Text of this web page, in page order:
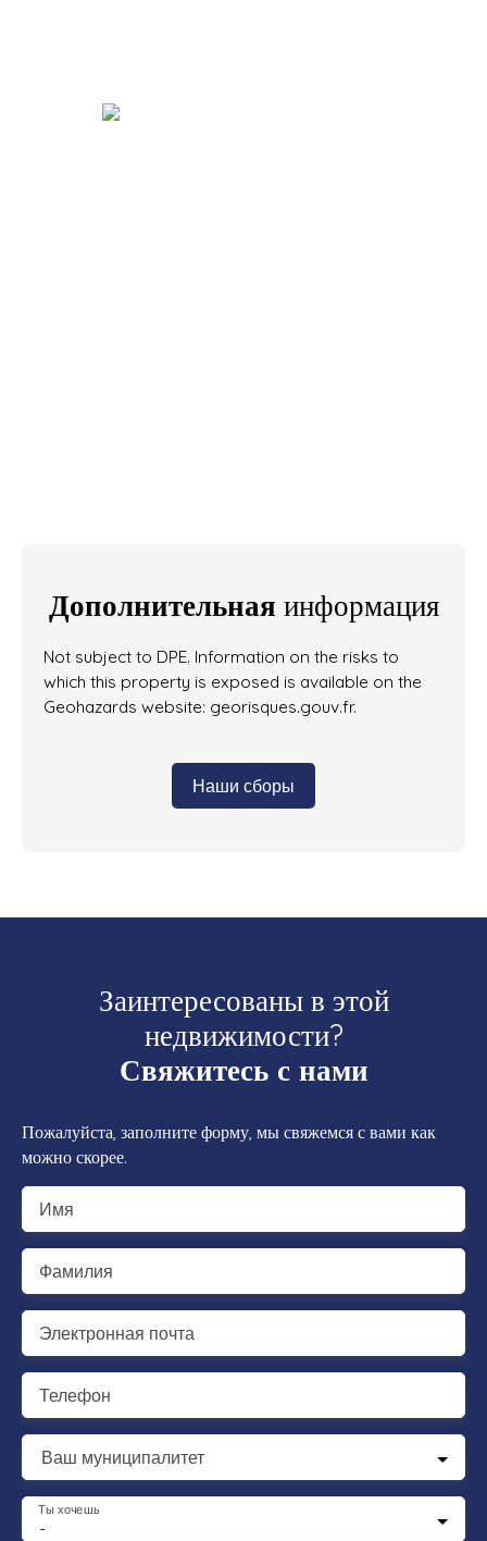
Дополнительная информация
Not subject to DPE. Information on the risks to
which this property is exposed is available on the
Geohazards website: georisques.gouv.fr.
Наши сборы
Заинтересованы в этой
недвижимости?
Свяжитесь с нами
Пожалуйста, заполните форму, мы свяжемся с вами как
можно скорее.
Имя
Фамилия
Электронная почта
Телефон
Ваш муниципалитет
-
Ты хочешь